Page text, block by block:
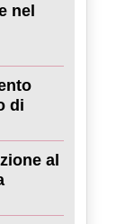
nel
di
al